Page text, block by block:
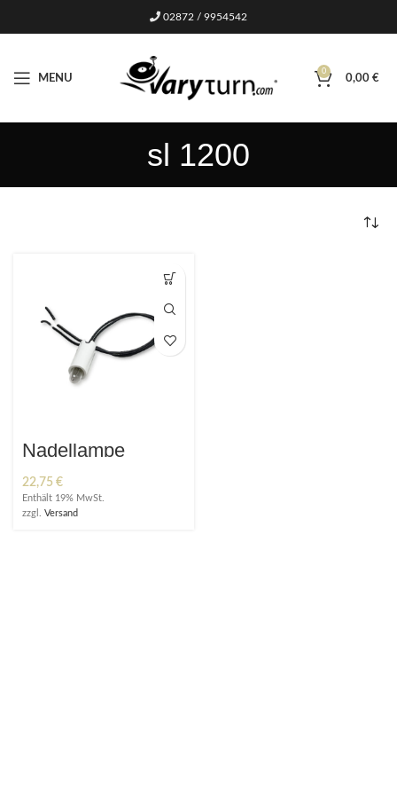
02872 / 9954542
MENU
0
0,00 €
sl 1200
Nadellampe
22,75 €
Enthält 19% MwSt.
zzgl. Versand